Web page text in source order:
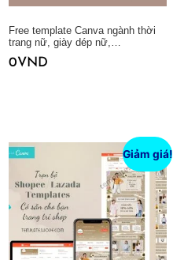
Free template Canva ngành thời
trang nữ, giày dép nữ,…
0VND
Giảm giá!